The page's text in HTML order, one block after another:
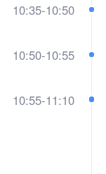
10:35-10:50
10:50-10:55
10:55-11:10